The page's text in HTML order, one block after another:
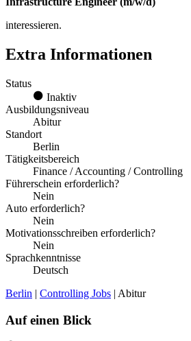
interessieren.
Extra Informationen
Status
Inaktiv
Ausbildungsniveau
Abitur
Standort
Berlin
Tätigkeitsbereich
Finance / Accounting / Controlling
Führerschein erforderlich?
Nein
Auto erforderlich?
Nein
Motivationsschreiben erforderlich?
Nein
Sprachkenntnisse
Deutsch
Berlin | Controlling Jobs | Abitur
Auf einen Blick